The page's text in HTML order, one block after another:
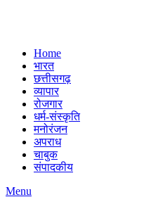
Home
भारत
छत्तीसगढ़
व्यापार
रोजगार
धर्म-संस्कृति
मनोरंजन
अपराध
चाबुक
संपादकीय
Menu